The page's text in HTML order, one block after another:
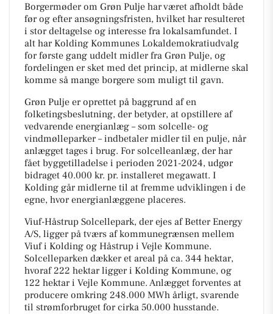
Borgermøder om Grøn Pulje har været afholdt både
før og efter ansøgningsfristen, hvilket har resulteret
i stor deltagelse og interesse fra lokalsamfundet. I
alt har Kolding Kommunes Lokaldemokratiudvalg
for første gang uddelt midler fra Grøn Pulje, og
fordelingen er sket med det princip, at midlerne skal
komme så mange borgere som muligt til gavn.
Grøn Pulje er oprettet på baggrund af en
folketingsbeslutning, der betyder, at opstillere af
vedvarende energianlæg – som solcelle- og
vindmølleparker – indbetaler midler til en pulje, når
anlægget tages i brug. For solcelleanlæg, der har
fået byggetilladelse i perioden 2021-2024, udgør
bidraget 40.000 kr. pr. installeret megawatt. I
Kolding går midlerne til at fremme udviklingen i de
egne, hvor energianlæggene placeres.
Viuf-Håstrup Solcellepark, der ejes af Better Energy
A/S, ligger på tværs af kommunegrænsen mellem
Viuf i Kolding og Håstrup i Vejle Kommune.
Solcelleparken dækker et areal på ca. 344 hektar,
hvoraf 222 hektar ligger i Kolding Kommune, og
122 hektar i Vejle Kommune. Anlægget forventes at
producere omkring 248.000 MWh årligt, svarende
til strømforbruget for cirka 50.000 husstande.